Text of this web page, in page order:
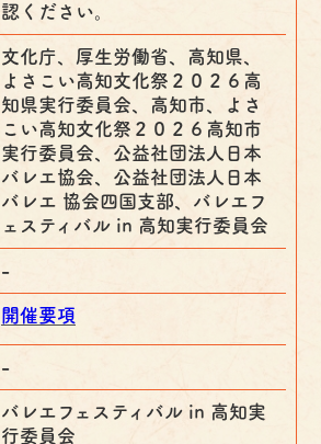
認ください。
文化庁、厚生労働省、高知県、
よさこい高知文化祭２０２６高
知県実行委員会、高知市、よさ
こい高知文化祭２０２６高知市
実行委員会、公益社団法人日本
バレエ協会、公益社団法人日本
バレエ 協会四国支部、バレエフ
ェスティバル in 高知実行委員会
-
開催要項
-
バレエフェスティバル in 高知実
行委員会